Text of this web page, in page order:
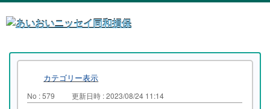
カテゴリー表示
No : 579 更新日時 : 2023/08/24 11:14